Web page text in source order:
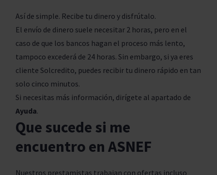
Así de simple. Recibe tu dinero y disfrútalo.
El envío de dinero suele necesitar 2 horas, pero en el
caso de que los bancos hagan el proceso más lento,
tampoco excederá de 24 horas. Sin embargo, si ya eres
cliente Solcredito, puedes recibir tu dinero rápido en tan
solo cinco minutos.
Si necesitas más información, dirígete al apartado de
Ayuda.
Que sucede si me
encuentro en ASNEF
Nuestros prestamistas trabajan con ofertas incluso